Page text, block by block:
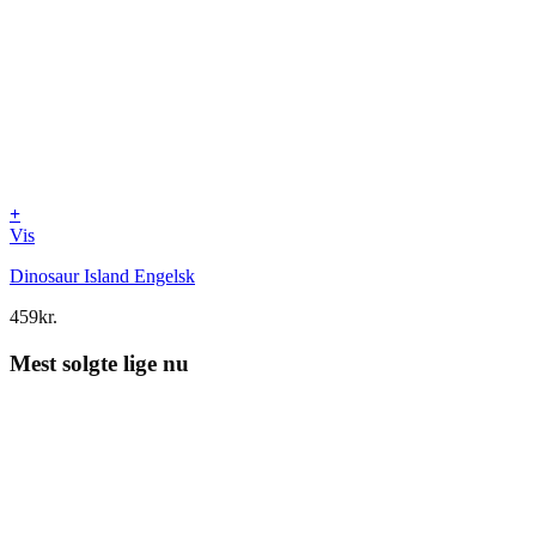
+
Vis
Dinosaur Island Engelsk
459kr.
Mest solgte lige nu